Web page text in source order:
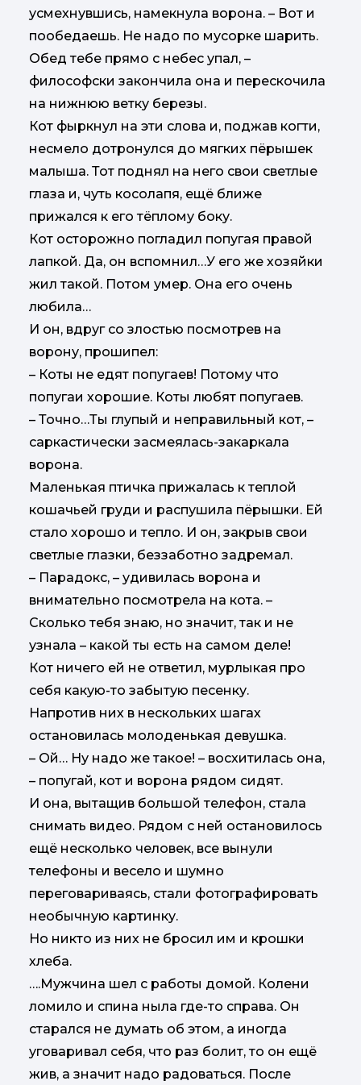
усмехнувшись, намекнула ворона. – Вот и
пообедаешь. Не надо по мусорке шарить.
Обед тебе прямо с небес упал, –
философски закончила она и перескочила
на нижнюю ветку березы.
Кот фыркнул на эти слова и, поджав когти,
несмело дотронулся до мягких пёрышек
малыша. Тот поднял на него свои светлые
глаза и, чуть косолапя, ещё ближе
прижался к его тёплому боку.
Кот осторожно погладил попугая правой
лапкой. Да, он вспомнил…У его же хозяйки
жил такой. Потом умер. Она его очень
любила…
И он, вдруг со злостью посмотрев на
ворону, прошипел:
– Коты не едят попугаев! Потому что
попугаи хорошие. Коты любят попугаев.
– Точно…Ты глупый и неправильный кот, –
саркастически засмеялась-закаркала
ворона.
Маленькая птичка прижалась к теплой
кошачьей груди и распушила пёрышки. Ей
стало хорошо и тепло. И он, закрыв свои
светлые глазки, беззаботно задремал.
– Парадокс, – удивилась ворона и
внимательно посмотрела на кота. –
Сколько тебя знаю, но значит, так и не
узнала – какой ты есть на самом деле!
Кот ничего ей не ответил, мурлыкая про
себя какую-то забытую песенку.
Напротив них в нескольких шагах
остановилась молоденькая девушка.
– Ой… Ну надо же такое! – восхитилась она,
– попугай, кот и ворона рядом сидят.
И она, вытащив большой телефон, стала
снимать видео. Рядом с ней остановилось
ещё несколько человек, все вынули
телефоны и весело и шумно
переговариваясь, стали фотографировать
необычную картинку.
Но никто из них не бросил им и крошки
хлеба.
….Мужчина шел с работы домой. Колени
ломило и спина ныла где-то справа. Он
старался не думать об этом, а иногда
уговаривал себя, что раз болит, то он ещё
жив, а значит надо радоваться. После